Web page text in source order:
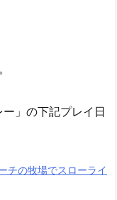
」の下記プレイ日
チの牧場でスローライ